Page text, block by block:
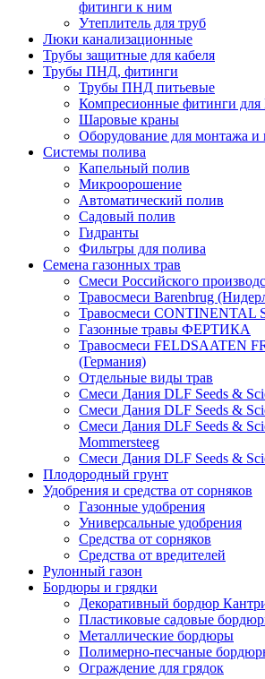
фитинги к ним
Утеплитель для труб
Люки канализационные
Трубы защитные для кабеля
Трубы ПНД, фитинги
Трубы ПНД питьевые
Компресионные фитинги
Шаровые краны
Оборудование для монтажа
Системы полива
Капельный полив
Микроорошение
Автоматический полив
Садовый полив
Гидранты
Фильтры для полива
Семена газонных трав
Смеси Российского
Травосмеси Barenbrug
Травосмеси CONTINENTAL
Газонные травы ФЕРТИКА
Травосмеси FELDSAATEN
(Германия)
Отдельные виды трав
Смеси Дания DLF Seeds &
Смеси Дания DLF Seeds &
Смеси Дания DLF Seeds &
Mommersteeg
Смеси Дания DLF Seeds &
Плодородный грунт
Удобрения и средства от сорняков
Газонные удобрения
Универсальные удобрения
Средства от сорняков
Средства от вредителей
Рулонный газон
Бордюры и грядки
Декоративный бордюр
Пластиковые садовые
Металлические бордюры
Полимерно-песчаные
Ограждение для грядок